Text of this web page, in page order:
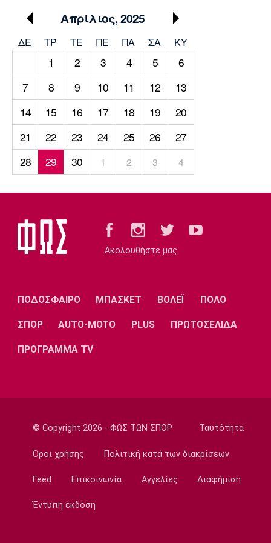
Cine Spot
Running
Media
Παρασκήνιο
Ιωνικός Κηφισιά Πανσερραϊκός
Μπαρτσελόνα
Ρεάλ
Ατλέτικο
Ίντερ
Ντόρτμουντ
Ζερμέν
Απρίλιος, 2025
ΔΕ ΤΡ TΕ ΠΕ ΠΑ ΣΑ ΚΥ
1 2 3 4 5
6
7
8 9 10 11 12
13
14
15 16 17 18 19
20
21
22 23 24 25 26
27
28
29 30 1 2 3 4
Ακολουθήστε μας
ΠΟΔΟΣΦΑΙΡΟ ΜΠΑΣΚΕΤ ΒΟΛΕΪ ΠΟΛΟ
ΣΠΟΡ AUTO-MOTO PLUS ΠΡΩΤΟΣΕΛΙΔΑ
ΠΡΟΓΡΑΜΜΑ TV
© Copyright 2026 - ΦΩΣ ΤΩΝ ΣΠΟΡ Ταυτότητα
Όροι χρήσης Πολιτική κατά των διακρίσεων
Feed Επικοινωνία Αγγελίες Διαφήμιση
Έντυπη έκδοση